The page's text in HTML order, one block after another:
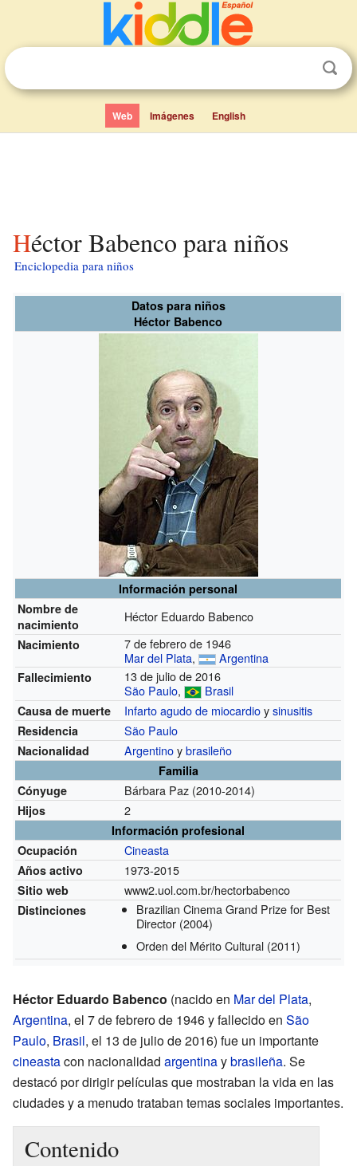
Web Imágenes English
Héctor Babenco para niños
Enciclopedia para niños
Datos para niños
Héctor Babenco
Información personal
Nombre de
nacimiento
Héctor Eduardo Babenco
Nacimiento
7 de febrero de 1946
Mar del Plata, Argentina
Fallecimiento
13 de julio de 2016
São Paulo, Brasil
Causa de muerte Infarto agudo de miocardioysinusitis
Residencia São Paulo
Nacionalidad Argentinoybrasileño
Familia
Cónyuge
Bárbara Paz (2010-2014)
Hijos 2
Información profesional
Ocupación
Cineasta
Años activo 1973-2015
Sitio web www2.uol.com.br/hectorbabenco
Distinciones
Brazilian Cinema Grand Prize for Best
Director (2004)
Orden del Mérito Cultural (2011)
Héctor Eduardo Babenco (nacido en Mar del Plata,
Argentina, el 7 de febrero de 1946 y fallecido en São
Paulo, Brasil, el 13 de julio de 2016) fue un importante
cineastacon nacionalidad argentinaybrasileña. Se
destacó por dirigir películas que mostraban la vida en las
ciudades y a menudo trataban temas sociales importantes.
Contenido